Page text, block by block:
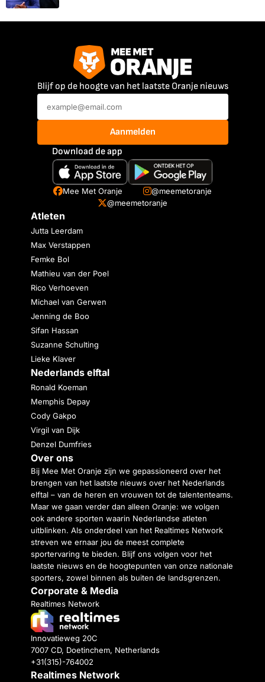
Blijf op de hoogte van het laatste Oranje nieuws
Aanmelden
Download de app
Mee Met Oranje
@meemetoranje
@meemetoranje
Atleten
Jutta Leerdam
Max Verstappen
Femke Bol
Mathieu van der Poel
Rico Verhoeven
Michael van Gerwen
Jenning de Boo
Sifan Hassan
Suzanne Schulting
Lieke Klaver
Nederlands elftal
Ronald Koeman
Memphis Depay
Cody Gakpo
Virgil van Dijk
Denzel Dumfries
Over ons
Bij Mee Met Oranje zijn we gepassioneerd over het
brengen van het laatste nieuws over het Nederlands
elftal – van de heren en vrouwen tot de talententeams.
Maar we gaan verder dan alleen Oranje: we volgen
ook andere sporten waarin Nederlandse atleten
uitblinken. Als onderdeel van het Realtimes Network
streven we ernaar jou de meest complete
sportervaring te bieden. Blijf ons volgen voor het
laatste nieuws en de hoogtepunten van onze nationale
sporters, zowel binnen als buiten de landsgrenzen.
Corporate & Media
Realtimes Network
Innovatieweg 20C
7007 CD, Doetinchem, Netherlands
+31(315)-764002
Realtimes Network